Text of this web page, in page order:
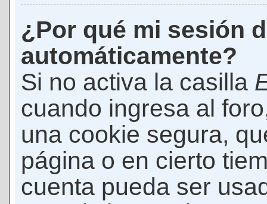
¿Por qué mi sesión
automáticamente?
Si no activa la casilla
cuando ingresa al
una cookie segura,
página o en cierto
cuenta pueda ser